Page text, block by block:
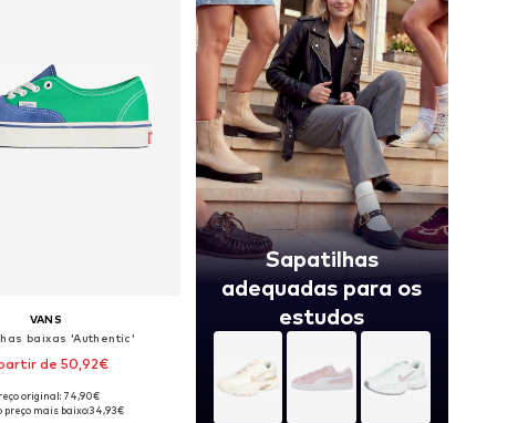
VANS
baixas 'Authentic'
de 50,92€
+ 1
em vários tamanhos
original: 74,90€
preço mais baixo:34,93€
Sapatilhas
adequadas para os
estudos